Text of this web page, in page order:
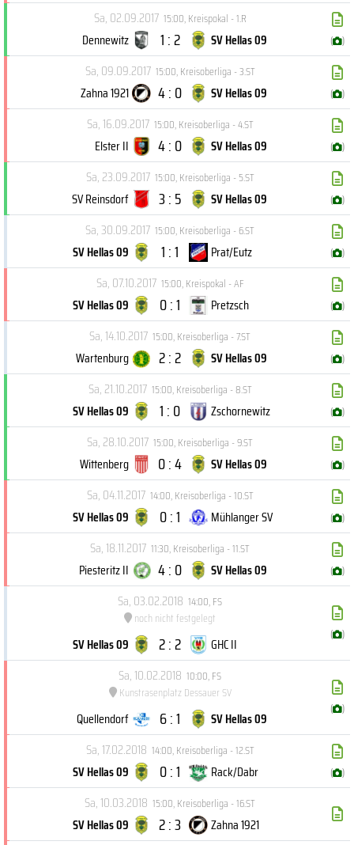
Sa, 02.09.2017 15:00,Kreispokal - 1.R
Dennewitz 1 : 2 SV Hellas 09 ( )
Sa, 09.09.2017 15:00,Kreisoberliga - 3.ST
Zahna 1921 4 : 0 SV Hellas 09 ( )
Sa, 16.09.2017 15:00,Kreisoberliga - 4.ST
Elster II 4 : 0 SV Hellas 09 ( )
Sa, 23.09.2017 15:00,Kreisoberliga - 5.ST
SV Reinsdorf 3 : 5 SV Hellas 09 ( )
Sa, 30.09.2017 15:00,Kreisoberliga - 6.ST
SV Hellas 09 1 : 1 Prat/Eutz ( )
Sa, 07.10.2017 15:00,Kreispokal - AF
SV Hellas 09 0 : 1 Pretzsch ( )
Sa, 14.10.2017 15:00,Kreisoberliga - 7.ST
Wartenburg 2 : 2 SV Hellas 09 ( )
Sa, 21.10.2017 15:00,Kreisoberliga - 8.ST
SV Hellas 09 1 : 0 Zschornewitz ( )
Sa, 28.10.2017 15:00,Kreisoberliga - 9.ST
Wittenberg 0 : 4 SV Hellas 09 ( )
Sa, 04.11.2017 14:00,Kreisoberliga - 10.ST
SV Hellas 09 0 : 1 Mühlanger SV ( )
Sa, 18.11.2017 11:30,Kreisoberliga - 11.ST
Piesteritz II 4 : 0 SV Hellas 09 ( )
Sa, 03.02.2018 14:00,FS
noch nicht festgelegt
SV Hellas 09 2 : 2 GHC II
( )
Sa, 10.02.2018 10:00,FS
Kunstrasenplatz Dessauer SV
Quellendorf 6 : 1 SV Hellas 09
( )
Sa, 17.02.2018 14:00,Kreisoberliga - 12.ST
SV Hellas 09 0 : 1 Rack/Dabr ( )
Sa, 10.03.2018 15:00,Kreisoberliga - 16.ST
SV Hellas 09 2 : 3
Zahna 1921